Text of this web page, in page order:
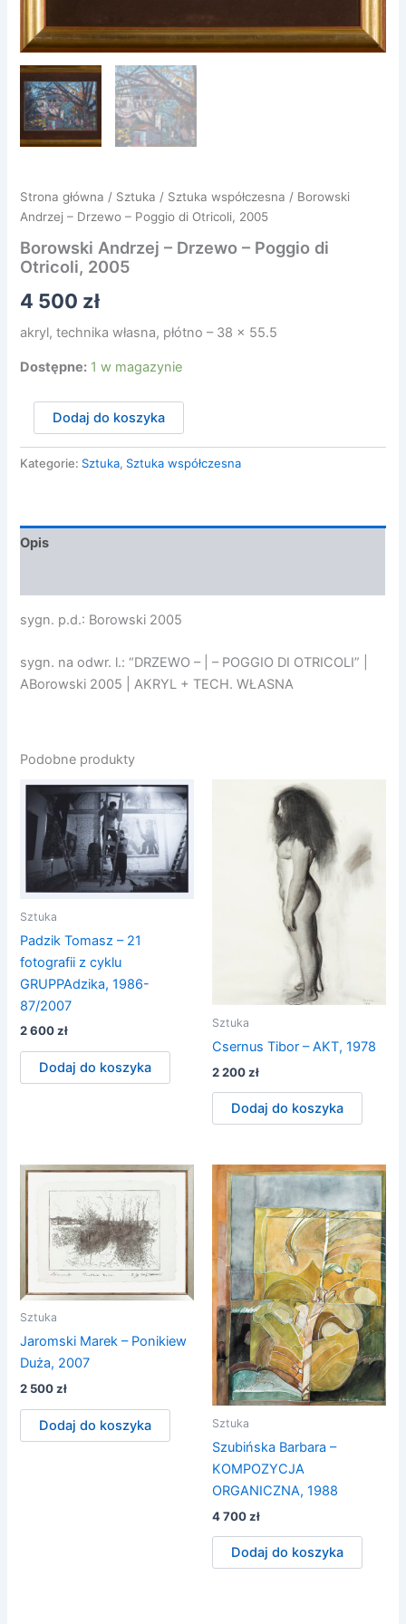
Strona główna / Sztuka / Sztuka współczesna / Borowski
Andrzej – Drzewo – Poggio di Otricoli, 2005
Borowski Andrzej – Drzewo – Poggio di
Otricoli, 2005
4 500 zł
akryl, technika własna, płótno – 38 x 55.5
Dostępne: 1 w magazynie
Borowski
Andrzej
-
di
Otricoli,
Dodaj do koszyka
Kategorie: Sztuka, Sztuka współczesna
Opis
sygn. p.d.: Borowski 2005
sygn. na odwr. l.: “DRZEWO – | – POGGIO DI OTRICOLI” |
ABorowski 2005 | AKRYL + TECH. WŁASNA
Podobne produkty
Sztuka
Padzik Tomasz – 21
fotografii z cyklu
GRUPPAdzika, 1986-
87/2007
2 600zł
Dodaj do koszyka
Sztuka
Csernus Tibor – AKT, 1978
2 200zł
Dodaj do koszyka
Sztuka
Jaromski Marek – Ponikiew
Duża, 2007
2 500zł
Dodaj do koszyka Sztuka
Szubińska Barbara –
KOMPOZYCJA
ORGANICZNA, 1988
4 700zł
Dodaj do koszyka